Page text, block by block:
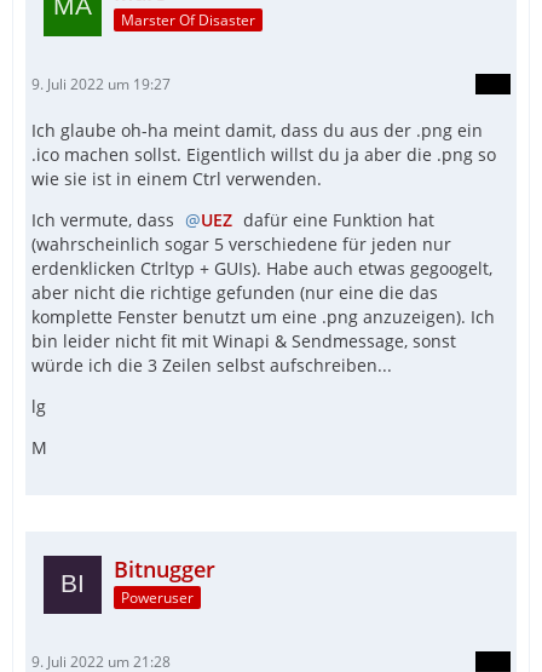
Marster Of Disaster
9. Juli 2022 um 19:27
Ich glaube oh-ha meint damit, dass du aus der .png ein
.ico machen sollst. Eigentlich willst du ja aber die .png so
wie sie ist in einem Ctrl verwenden.
Ich vermute, dass
UEZ dafür eine Funktion hat
(wahrscheinlich sogar 5 verschiedene für jeden nur
erdenklicken Ctrltyp + GUIs). Habe auch etwas gegoogelt,
aber nicht die richtige gefunden (nur eine die das
komplette Fenster benutzt um eine .png anzuzeigen). Ich
bin leider nicht fit mit Winapi & Sendmessage, sonst
würde ich die 3 Zeilen selbst aufschreiben...
lg
M
Bitnugger
Poweruser
9. Juli 2022 um 21:28